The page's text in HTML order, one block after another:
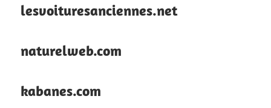
lesvoituresanciennes.net
naturelweb.com
kabanes.com